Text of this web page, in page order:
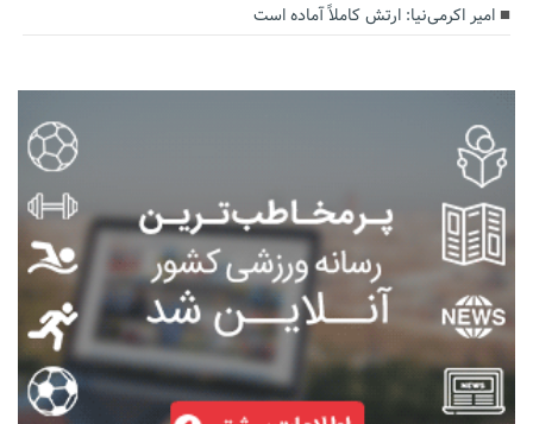
امیر اکرمی‌نیا: ارتش کاملاً آماده است